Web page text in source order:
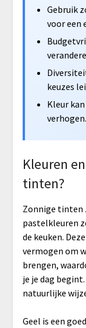
Gebruik
voor een
keuzes
Kleur
verhogen.
Kleuren
tinten?
Zonnige tinten
pastelkleuren
de keuken.
vermogen om
brengen,
je je dag
natuurlijke
Geel is een